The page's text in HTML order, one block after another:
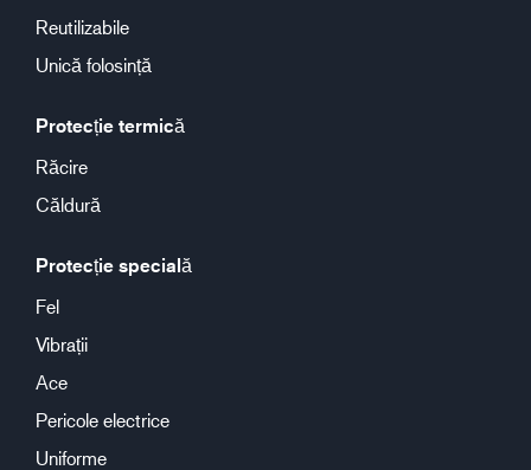
Reutilizabile
Unică folosință
Protecție termică
Răcire
Căldură
Protecție specială
Fel
Vibrații
Ace
Pericole electrice
Uniforme